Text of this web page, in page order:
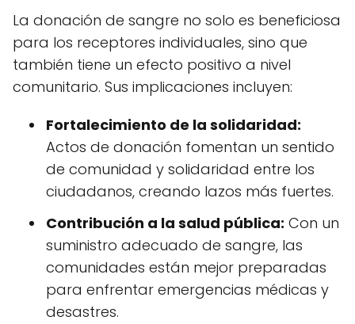
La donación de sangre no solo es beneficiosa
para los receptores individuales, sino que
también tiene un efecto positivo a nivel
comunitario. Sus implicaciones incluyen:
Fortalecimiento de la solidaridad:
Actos de donación fomentan un sentido
de comunidad y solidaridad entre los
ciudadanos, creando lazos más fuertes.
Contribución a la salud pública: Con un
suministro adecuado de sangre, las
comunidades están mejor preparadas
para enfrentar emergencias médicas y
desastres.